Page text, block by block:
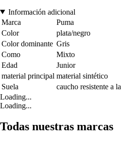
Información adicional
Marca
Puma
Color
plata/negro
Color dominante Gris
Como
Mixto
Edad
Junior
material principal material sintético
Suela
caucho resistente a la
Loading...
Loading...
Todas nuestras marcas